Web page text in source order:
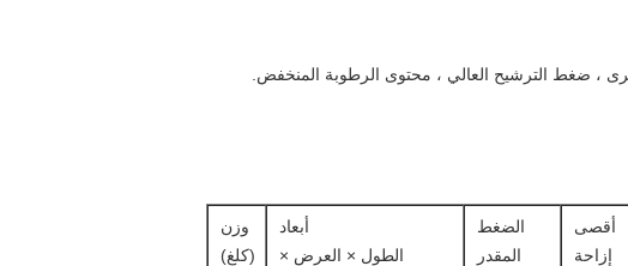
، ضغط الترشيح العالي ، محتوى الرطوبة المنخفض.
أقصى
إزاحة
الضغط
المقدر
أبعاد
الطول × العرض ×
وزن
(كلغ)